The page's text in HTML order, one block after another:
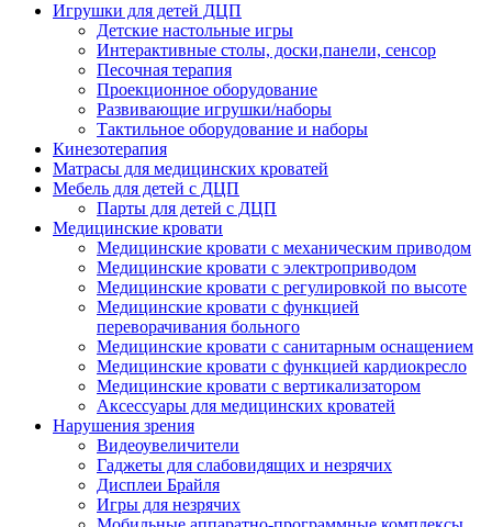
Игрушки для детей ДЦП
Детские настольные игры
Интерактивные столы, доски,панели, сенсор
Песочная терапия
Проекционное оборудование
Развивающие игрушки/наборы
Тактильное оборудование и наборы
Кинезотерапия
Матрасы для медицинских кроватей
Мебель для детей с ДЦП
Парты для детей с ДЦП
Медицинские кровати
Медицинские кровати с механическим приводом
Медицинские кровати с электроприводом
Медицинские кровати с регулировкой по высоте
Медицинские кровати с функцией
переворачивания больного
Медицинские кровати с санитарным оснащением
Медицинские кровати с функцией кардиокресло
Медицинские кровати с вертикализатором
Аксессуары для медицинских кроватей
Нарушения зрения
Видеоувеличители
Гаджеты для слабовидящих и незрячих
Дисплеи Брайля
Игры для незрячих